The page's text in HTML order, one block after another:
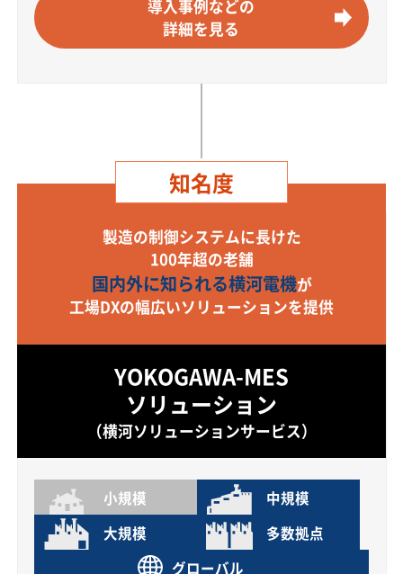
導入事例などの
詳細を見る
知名度
製造の制御システムに長けた
100年超の老舗
国内外に知られる横河電機が
工場DXの幅広いソリューションを提供
YOKOGAWA-MES
ソリューション
（横河ソリューションサービス）
小規模
中規模
大規模
多数拠点
グローバル